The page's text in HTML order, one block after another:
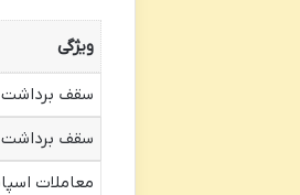
ویژگی
سقف برداشت
سقف برداشت
معاملات